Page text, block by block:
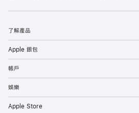
了解產品
Apple 銀包
帳戶
娛樂
Apple Store